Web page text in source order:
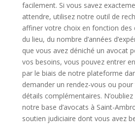
facilement. Si vous savez
attendre, utilisez notre outil de
affiner votre choix en fonction des
du lieu, du nombre d’années
que vous avez déniché un avocat
vos besoins, vous pouvez entrer
par le biais de notre plateforme
demander un rendez-vous ou
détails complémentaires.
notre base d’avocats à Saint-
soutien judiciaire dont vous avez